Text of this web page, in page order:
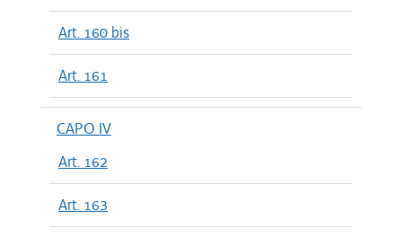
Art. 160 bis
Art. 161
CAPO IV
Art. 162
Art. 163